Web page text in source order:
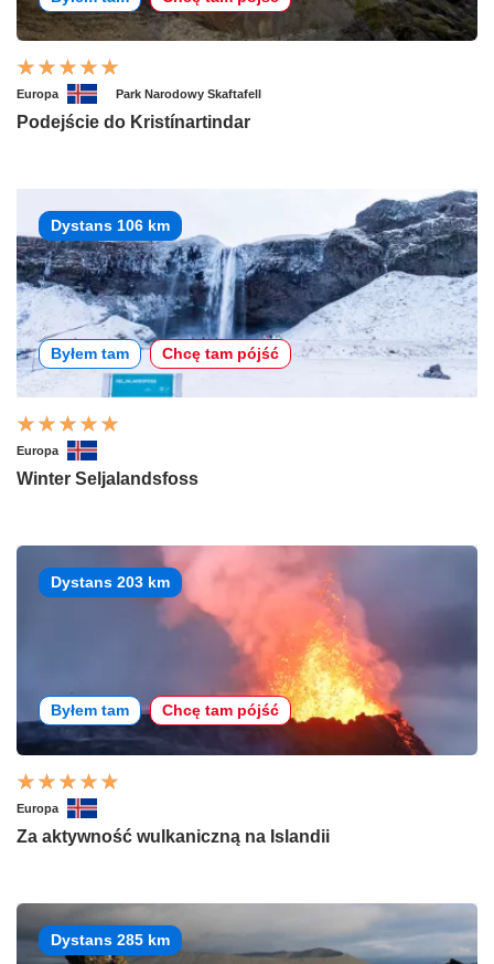
Europa Park Narodowy Skaftafell
Podejście do Kristínartindar
Dystans 106 km
Byłem tam Chcę tam pójść
Europa
Winter Seljalandsfoss
Dystans 203 km
Byłem tam Chcę tam pójść
Europa
Za aktywność wulkaniczną na Islandii
Dystans 285 km